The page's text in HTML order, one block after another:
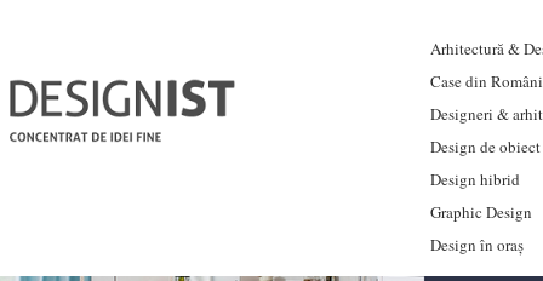
Arhitectură &
Case din
Designeri &
Design de obiect
Design hibrid
Graphic Design
Design în oraș